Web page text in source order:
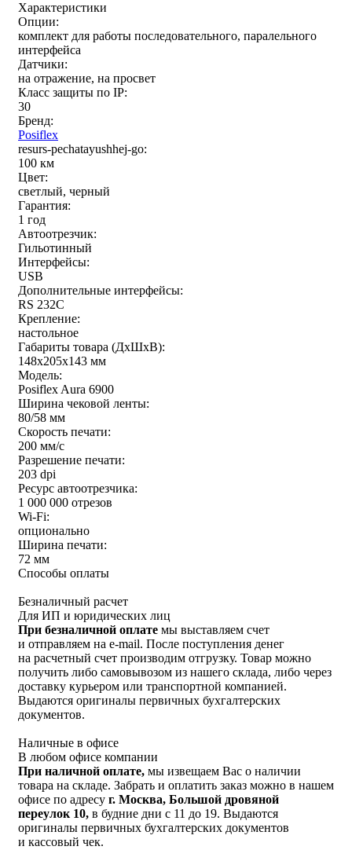
Характеристики
Опции:
комплект для работы последовательного, паралельного
интерфейса
Датчики:
на отражение, на просвет
Класс защиты по IP:
30
Бренд:
Posiflex
resurs-pechatayushhej-go:
100 км
Цвет:
светлый, черный
Гарантия:
1 год
Автоотрезчик:
Гильотинный
Интерфейсы:
USB
Дополнительные интерфейсы:
RS 232C
Крепление:
настольное
Габариты товара (ДxШxВ):
148x205x143 мм
Модель:
Posiflex Aura 6900
Ширина чековой ленты:
80/58 мм
Скорость печати:
200 мм/с
Разрешение печати:
203 dpi
Ресурс автоотрезчика:
1 000 000 отрезов
Wi-Fi:
опционально
Ширина печати:
72 мм
Способы оплаты
Безналичный расчет
Для ИП и юридических лиц
При безналичной оплате мы выставляем счет
и отправляем на e-mail. После поступления денег
на расчетный счет производим отгрузку. Товар можно
получить либо самовывозом из нашего склада, либо через
доставку курьером или транспортной компанией.
Выдаются оригиналы первичных бухгалтерских
документов.
Наличные в офисе
В любом офисе компании
При наличной оплате, мы извещаем Вас о наличии
товара на складе. Забрать и оплатить заказ можно в нашем
офисе по адресу г. Москва, Большой дровяной
переулок 10, в будние дни с 11 до 19. Выдаются
оригиналы первичных бухгалтерских документов
и кассовый чек.